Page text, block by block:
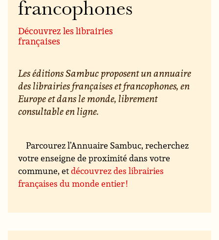
francophones
Découvrez les librairies
françaises
Les éditions Sambuc proposent un annuaire
des librairies françaises et francophones, en
Europe et dans le monde, librement
consultable en ligne.
Parcourez l’Annuaire Sambuc, recherchez
votre enseigne de proximité dans votre
commune, etdécouvrez des librairies
françaises du monde entier !